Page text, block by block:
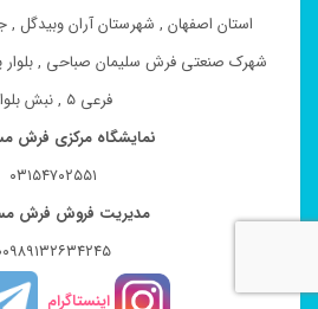
استان اصفهان , شهرستان آران وبیدگل ,
شهرک صنعتی فرش سلیمان صباحی , بلوار
فرعی ۵ , نبش بلوار
نمایشگاه مرکزی فرش
۰۳۱۵۴۷۰۲۵۵۱
مدیریت فروش فرش
اینستاگرام